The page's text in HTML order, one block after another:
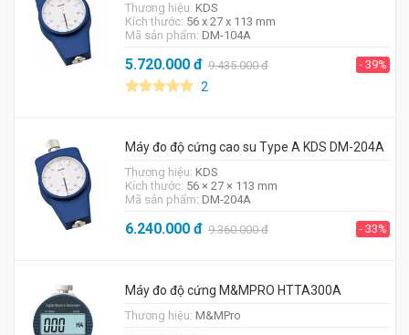
Thương hiệu: KDS
Kích thước: 56 x 27 x 113 mm
Mã sản phẩm: DM-104A
5.720.000đ 9.435.000đ - 39%
2
Máy đo độ cứng cao su Type A KDS DM-204A
Thương hiệu: KDS
Kích thước: 56 × 27 × 113 mm
Mã sản phẩm: DM-204A
6.240.000đ 9.360.000đ - 33%
Máy đo độ cứng M&MPRO HTTA300A
Thương hiệu: M&MPro